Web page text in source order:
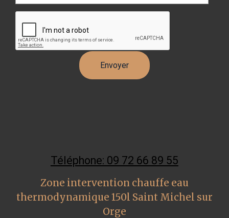
Téléphone: 09 72 66 89 55
Zone intervention chauffe eau
thermodynamique 150l Saint Michel sur
Orge